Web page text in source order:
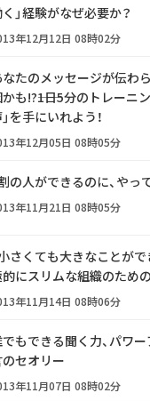
」経験がなぜ必要か？
年12月12日 08時02分
なたのメッセージが伝わ
も!?――1日5分のトレーニ
を手にいれよう！
年12月05日 08時05分
の人ができるのに、やっ
年11月21日 08時05分
小さくても大きなことがで
にスリムな組織のため
年11月14日 08時06分
もできる聞く力、パワー
のセオリー
年11月07日 08時02分